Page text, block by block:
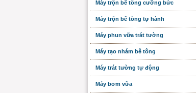
Máy trộn bê tông cưỡng bức
Máy trộn bê tông tự hành
Máy phun vữa trát tường
Máy tạo nhám bê tông
Máy trát tường tự động
Máy bơm vữa